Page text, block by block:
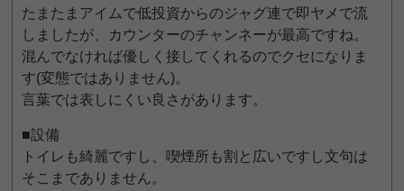
たまたまアイムで低投資からのジャグ連で即ヤメで流
しましたが、カウンターのチャンネーが最高ですね。
混んでなければ優しく接してくれるのでクセになりま
す(変態ではありません)。
言葉では表しにくい良さがあります。
■設備
トイレも綺麗ですし、喫煙所も割と広いですし文句は
そこまでありません。